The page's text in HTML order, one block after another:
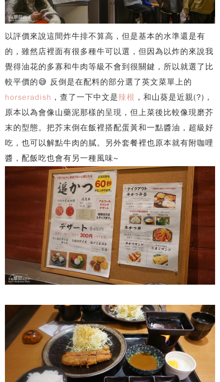
以評價來說這間炸牛排不算高，但是基本的水準還是有
的，雖然店裡面有很多種牛可以選，但因為以炸的來說我
覺得油花的多寡和牛肉等級不會到很關鍵，所以就選了比
較平價的😅 反倒是在配料的部分選了英文菜單上的
horseradish ，查了一下中文是辣根 ，和山葵是近親(?)，
原本以為會像山藥泥那樣的呈現，但上菜後比較像現磨芥
末的型態。把芥末倒在飯裡搭配蛋黃和一點醬油，超級好
吃，也可以解點牛肉的膩。另外套餐裡也原本就有附咖哩
醬，配飯吃也會有另一種風味~